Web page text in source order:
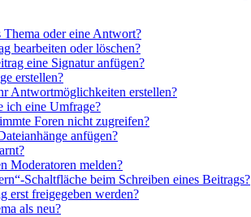
Thema oder eine Antwort?
bearbeiten oder löschen?
eine Signatur anfügen?
erstellen?
Antwortmöglichkeiten erstellen?
ich eine Umfrage?
Foren nicht zugreifen?
anfügen?
Moderatoren melden?
Schaltfläche beim Schreiben eines Beitrags?
erst freigegeben werden?
als neu?